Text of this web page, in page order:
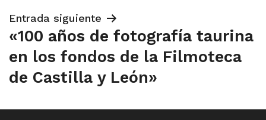
Entrada siguiente
«100 años de fotografía taurina
en los fondos de la Filmoteca
de Castilla y León»